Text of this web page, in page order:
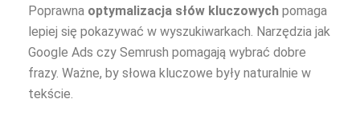
Poprawna optymalizacja słów kluczowychpomaga
lepiej się pokazywać w wyszukiwarkach. Narzędzia jak
Google Ads czy Semrush pomagają wybrać dobre
frazy. Ważne, by słowa kluczowe były naturalnie w
tekście.